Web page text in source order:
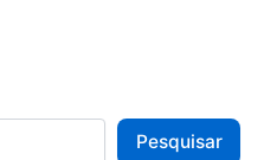
Pesquisar